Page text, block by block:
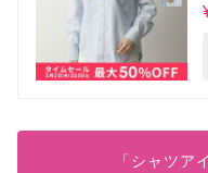
「シャツア